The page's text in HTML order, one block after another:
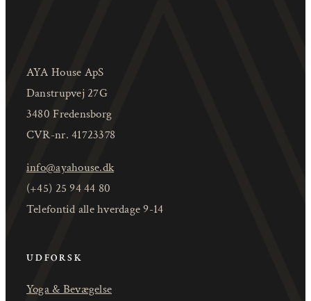
AYA House ApS
Danstrupvej 27G
3480 Fredensborg
CVR-nr. 41723378
info@ayahouse.dk
(+45) 25 94 44 80
Telefontid alle hverdage 9-14
UDFORSK
Yoga & Bevægelse